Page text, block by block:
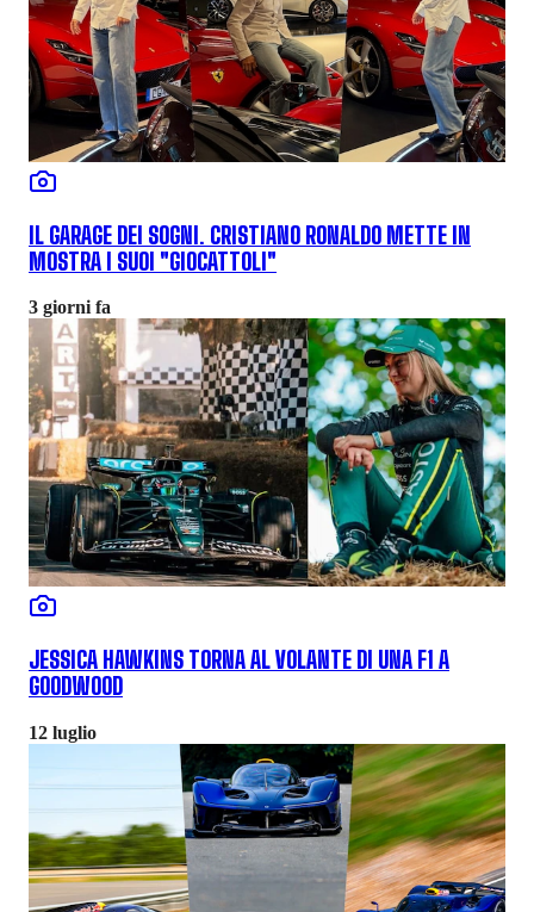
IL GARAGE DEI SOGNI. CRISTIANO RONALDO METTE IN
MOSTRA I SUOI "GIOCATTOLI"
3 giorni fa
JESSICA HAWKINS TORNA AL VOLANTE DI UNA F1 A
GOODWOOD
12 luglio